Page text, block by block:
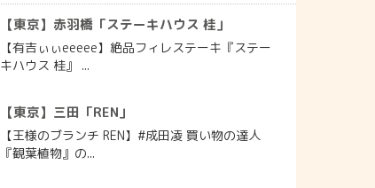
【東京】赤羽橋「ステーキハウス 桂」
【有吉ぃぃeeeee】絶品フィレステーキ『ステー
キハウス 桂』 ...
【東京】三田「REN」
【王様のブランチ REN】#成田凌 買い物の達人
『観葉植物』の...